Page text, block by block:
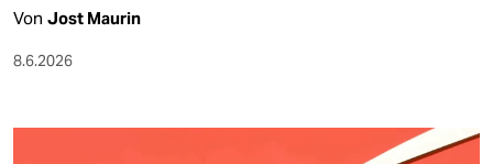
Von Jost Maurin
8.6.2026